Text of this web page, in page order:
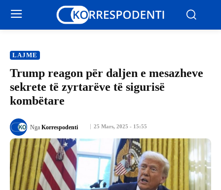
LAJME
Trump reagon për daljen e mesazheve
sekrete të zyrtarëve të sigurisë
kombëtare
25 Mars, 2025 - 15:55
Nga Korrespodenti